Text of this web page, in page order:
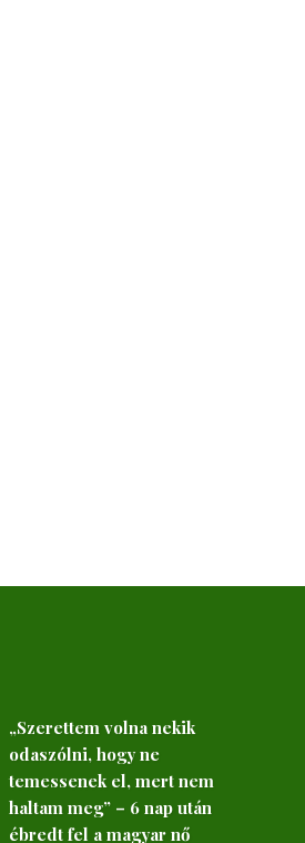
„Szerettem volna nekik
odaszólni, hogy ne
temessenek el, mert nem
haltam meg” – 6 nap után
ébredt fel a magyar nő